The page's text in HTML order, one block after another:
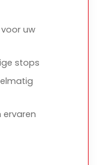
uw
stops
ervaren